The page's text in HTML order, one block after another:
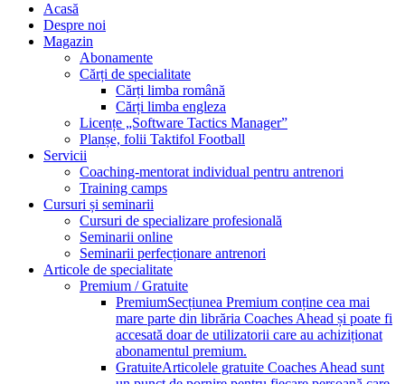
Acasă
Despre noi
Magazin
Abonamente
Cărți de specialitate
Cărți limba română
Cărți limba engleza
Licențe „Software Tactics Manager”
Planșe, folii Taktifol Football
Servicii
Coaching-mentorat individual pentru antrenori
Training camps
Cursuri și seminarii
Cursuri de specializare profesională
Seminarii online
Seminarii perfecționare antrenori
Articole de specialitate
Premium / Gratuite
PremiumSecțiunea Premium conține cea mai
mare parte din librăria Coaches Ahead și poate fi
accesată doar de utilizatorii care au achiziționat
abonamentul premium.
GratuiteArticolele gratuite Coaches Ahead sunt